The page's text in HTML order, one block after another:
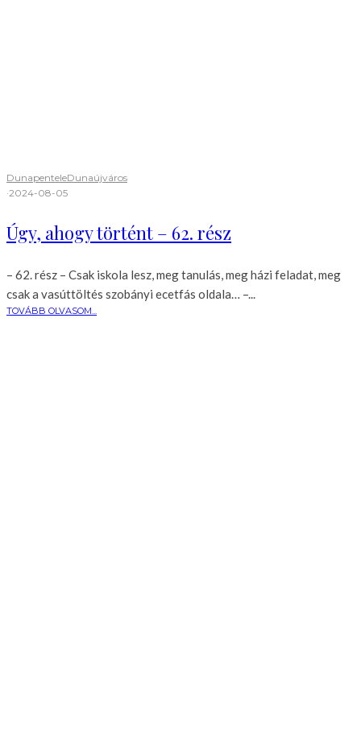
DunapenteleDunaújváros
·2024-08-05
Úgy, ahogy történt – 62. rész
– 62. rész – Csak iskola lesz, meg tanulás, meg házi feladat, meg
csak a vasúttöltés szobányi ecetfás oldala… –...
TOVÁBB OLVASOM...